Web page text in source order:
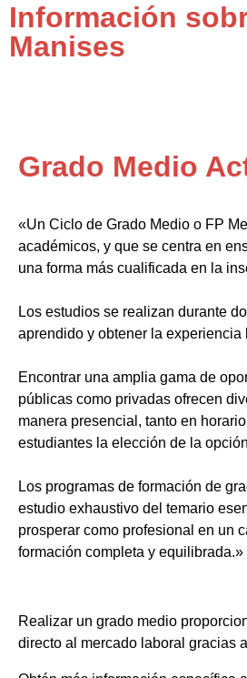
Información
Manises
Grado Medio
«Un Ciclo de Grado Medio o FP
académicos, y que se centra en
una forma más cualificada en la
Los estudios se realizan durante
aprendido y obtener la
Encontrar una amplia gama de
públicas como privadas ofrecen
manera presencial, tanto en
estudiantes la elección de la
Los programas de formación de
estudio exhaustivo del temario
prosperar como profesional en un
formación completa y equilibrada.»
Realizar un grado medio
directo al mercado laboral gracias